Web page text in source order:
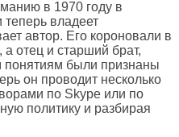
в 1970 году в
теперь владеет
автор. Его короновали в
а отец и старший брат,
были признаны
он проводит несколько
по Skype или по
политику и разбирая